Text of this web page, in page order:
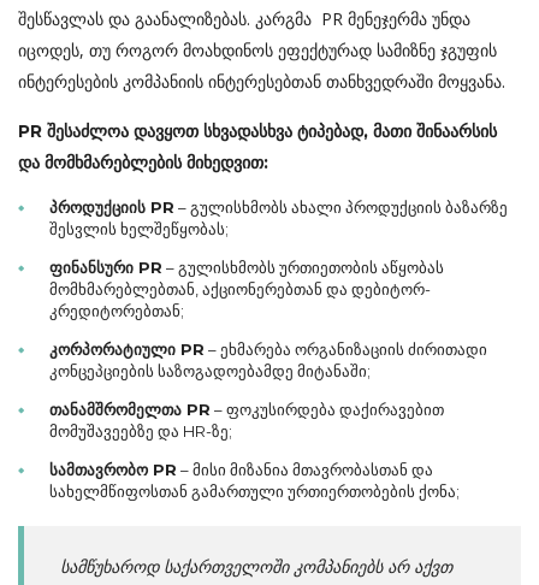
შესწავლას და გაანალიზებას. კარგმა PR მენეჯერმა უნდა
იცოდეს, თუ როგორ მოახდინოს ეფექტურად სამიზნე ჯგუფის
ინტერესების კომპანიის ინტერესებთან თანხვედრაში მოყვანა.
PR შესაძლოა დავყოთ სხვადასხვა ტიპებად, მათი შინაარსის
და მომხმარებლების მიხედვით:
პროდუქციის PR – გულისხმობს ახალი პროდუქციის ბაზარზე
შესვლის ხელშეწყობას;
ფინანსური PR – გულისხმობს ურთიეთობის აწყობას
მომხმარებლებთან, აქციონერებთან და დებიტორ-
კრედიტორებთან;
კორპორატიული PR – ეხმარება ორგანიზაციის ძირითადი
კონცეპციების საზოგადოებამდე მიტანაში;
თანამშრომელთა PR – ფოკუსირდება დაქირავებით
მომუშავეებზე და HR-ზე;
სამთავრობო PR – მისი მიზანია მთავრობასთან და
სახელმწიფოსთან გამართული ურთიერთობების ქონა;
სამწუხაროდ საქართველოში კომპანიებს არ აქვთ